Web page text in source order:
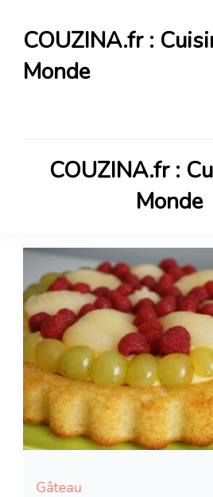
COUZINA.fr :
Monde
COUZINA.fr :
Monde